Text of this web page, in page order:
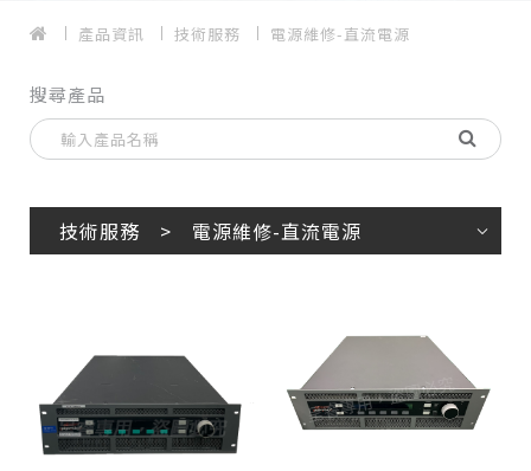
產品資訊 技術服務 電源維修-直流電源
搜尋產品
技術服務 > 電源維修-直流電源